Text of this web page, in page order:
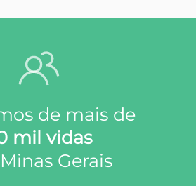
de mais de
mil vidas
Gerais